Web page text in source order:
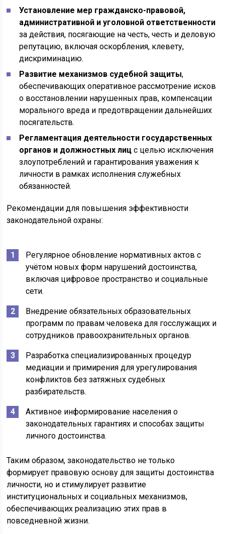
Установление мер гражданско-правовой,
административной и уголовной ответственности
за действия, посягающие на честь, честь и деловую
репутацию, включая оскорбления, клевету,
дискриминацию.
Развитие механизмов судебной защиты,
обеспечивающих оперативное рассмотрение исков
о восстановлении нарушенных прав, компенсации
морального вреда и предотвращении дальнейших
посягательств.
Регламентация деятельности государственных
органов и должностных лиц с целью исключения
злоупотреблений и гарантирования уважения к
личности в рамках исполнения служебных
обязанностей.
Рекомендации для повышения эффективности
законодательной охраны:
Регулярное обновление нормативных актов с
учётом новых форм нарушений достоинства,
включая цифровое пространство и социальные
сети.
Внедрение обязательных образовательных
программ по правам человека для госслужащих и
сотрудников правоохранительных органов.
Разработка специализированных процедур
медиации и примирения для урегулирования
конфликтов без затяжных судебных
разбирательств.
Активное информирование населения о
законодательных гарантиях и способах защиты
личного достоинства.
Таким образом, законодательство не только
формирует правовую основу для защиты достоинства
личности, но и стимулирует развитие
институциональных и социальных механизмов,
обеспечивающих реализацию этих прав в
повседневной жизни.